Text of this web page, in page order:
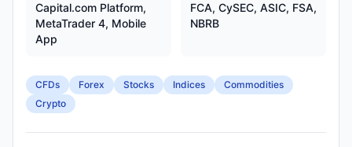
Capital.com Platform,
MetaTrader 4, Mobile
App
FCA, CySEC, ASIC, FSA,
NBRB
CFDs Forex Stocks Indices
Commodities
Crypto